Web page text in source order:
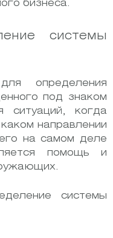
бизнеса.
системы
определения
под знаком
ситуаций, когда
направлении
на самом деле
помощь и
системы